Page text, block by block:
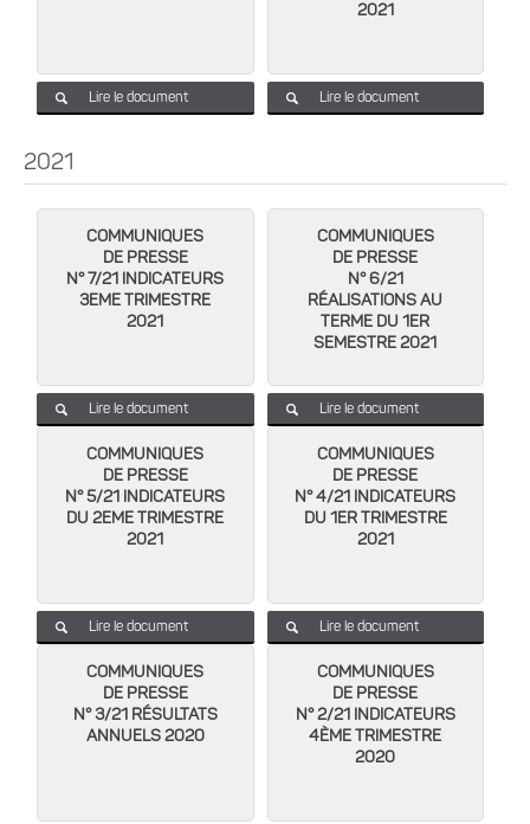
Lire le document
2021
Lire le document
2021
COMMUNIQUES
DE PRESSE
N° 7/21 INDICATEURS
3EME TRIMESTRE
2021
Lire le document
COMMUNIQUES
DE PRESSE
N° 6/21
RÉALISATIONS AU
TERME DU 1ER
SEMESTRE 2021
Lire le document
COMMUNIQUES
DE PRESSE
N° 5/21 INDICATEURS
DU 2EME TRIMESTRE
2021
Lire le document
COMMUNIQUES
DE PRESSE
N° 4/21 INDICATEURS
DU 1ER TRIMESTRE
2021
Lire le document
COMMUNIQUES
DE PRESSE
N° 3/21 RÉSULTATS
ANNUELS 2020
COMMUNIQUES
DE PRESSE
N° 2/21 INDICATEURS
4ÈME TRIMESTRE
2020